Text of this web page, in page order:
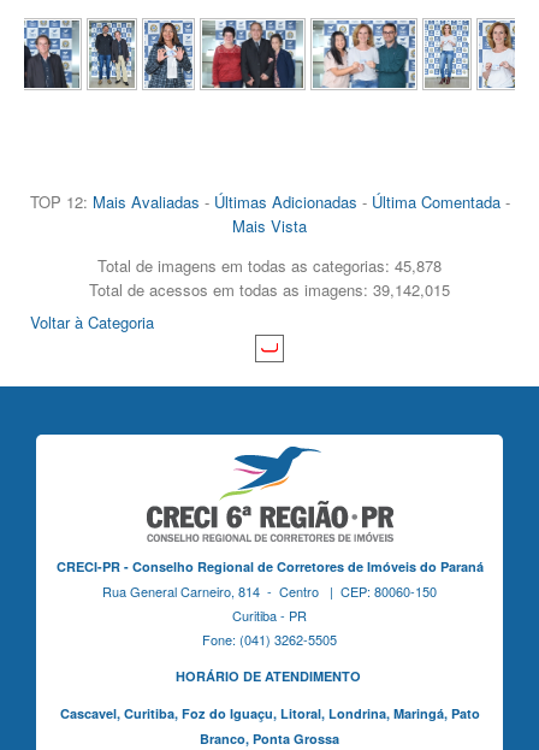
TOP 12: Mais Avaliadas - Últimas Adicionadas - Última Comentada-
Mais Vista
Total de imagens em todas as categorias: 45,878
Total de acessos em todas as imagens: 39,142,015
Voltar à Categoria
CRECI-PR - Conselho Regional de Corretores de Imóveis do Paraná
Rua General Carneiro, 814 - Centro | CEP: 80060-150
Curitiba - PR
Fone: (041) 3262-5505
HORÁRIO DE ATENDIMENTO
Cascavel, Curitiba,Foz do Iguaçu, Litoral, Londrina, Maringá, Pato
Branco, Ponta Grossa